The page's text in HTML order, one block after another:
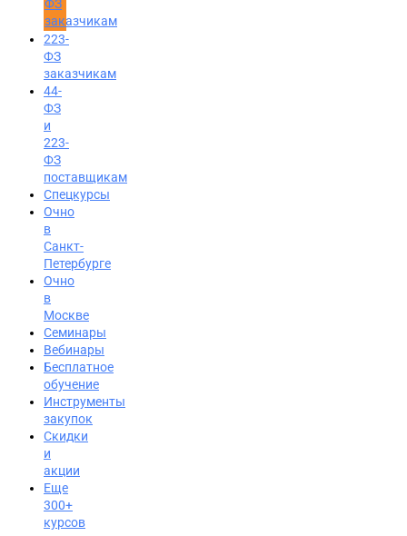
Вход на портал
8 (391) 986-04-74
ФЗ
заказчикам
223-
ФЗ
заказчикам
44-
ФЗ
и
223-
ФЗ
поставщикам
Спецкурсы
Очно
в
Санкт-
Петербурге
Очно
в
Москве
Семинары
Вебинары
Бесплатное
обучение
Инструменты
закупок
Скидки
и
акции
Еще
300+
курсов